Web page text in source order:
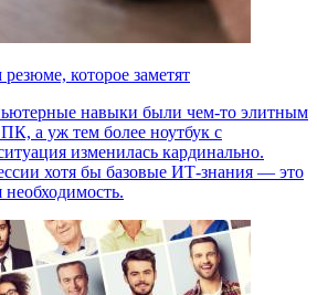
которое заметят
навыки были чем-то элитным
а уж тем более ноутбук с
изменилась кардинально.
хотя бы базовые ИТ-знания — это